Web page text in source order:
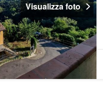
Visualizza foto